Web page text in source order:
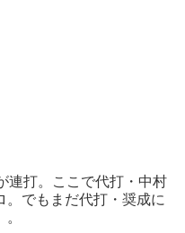
連打。ここで代打・中村
。でもまだ代打・奨成に